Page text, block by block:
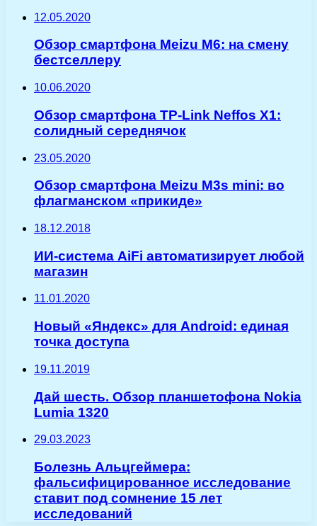
12.05.2020
Обзор смартфона Meizu M6: на смену
бестселлеру
10.06.2020
Обзор смартфона TP-Link Neffos X1:
солидный середнячок
23.05.2020
Обзор смартфона Meizu M3s mini: во
флагманском «прикиде»
18.12.2018
ИИ-система AiFi автоматизирует любой
магазин
11.01.2020
Новый «Яндекс» для Android: единая
точка доступа
19.11.2019
Дай шесть. Обзор планшетофона Nokia
Lumia 1320
29.03.2023
Болезнь Альцгеймера:
фальсифицированное исследование
ставит под сомнение 15 лет
исследований